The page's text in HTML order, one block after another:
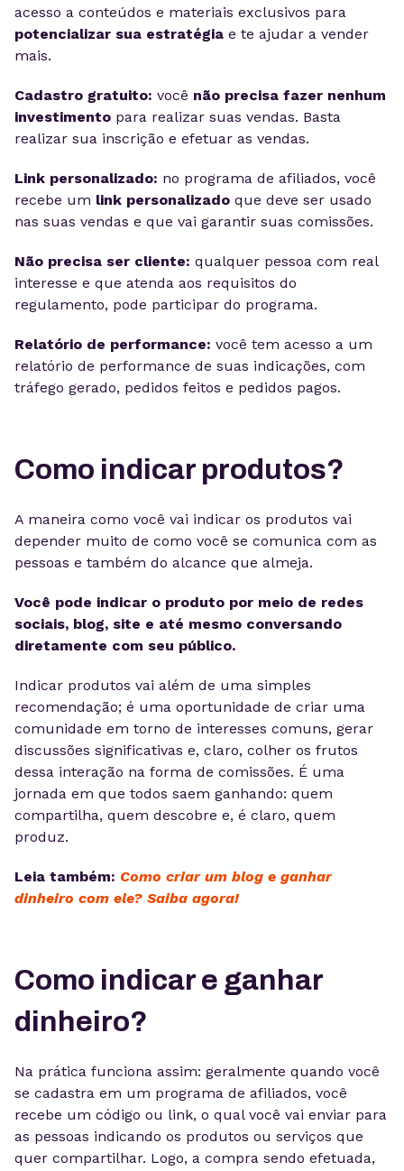
acesso a conteúdos e materiais exclusivos para
potencializar sua estratégia e te ajudar a vender
mais.
Cadastro gratuito: você não precisa fazer nenhum
investimento para realizar suas vendas. Basta
realizar sua inscrição e efetuar as vendas.
Link personalizado: no programa de afiliados, você
recebe um link personalizado que deve ser usado
nas suas vendas e que vai garantir suas comissões.
Não precisa ser cliente: qualquer pessoa com real
interesse e que atenda aos requisitos do
regulamento, pode participar do programa.
Relatório de performance: você tem acesso a um
relatório de performance de suas indicações, com
tráfego gerado, pedidos feitos e pedidos pagos.
Como indicar produtos?
A maneira como você vai indicar os produtos vai
depender muito de como você se comunica com as
pessoas e também do alcance que almeja.
Você pode indicar o produto por meio de redes
sociais, blog, site e até mesmo conversando
diretamente com seu público.
Indicar produtos vai além de uma simples
recomendação; é uma oportunidade de criar uma
comunidade em torno de interesses comuns, gerar
discussões significativas e, claro, colher os frutos
dessa interação na forma de comissões. É uma
jornada em que todos saem ganhando: quem
compartilha, quem descobre e, é claro, quem
produz.
Leia também: Como criar um blog e ganhar
dinheiro com ele? Saiba agora!
Como indicar e ganhar
dinheiro?
Na prática funciona assim: geralmente quando você
se cadastra em um programa de afiliados, você
recebe um código ou link, o qual você vai enviar para
as pessoas indicando os produtos ou serviços que
quer compartilhar. Logo, a compra sendo efetuada,